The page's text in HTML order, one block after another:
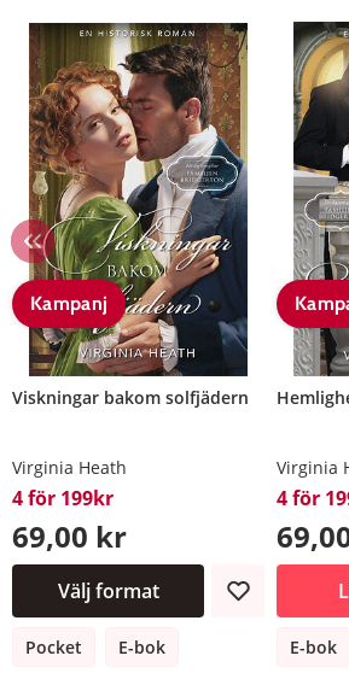
Kampanj
Viskningar bakom solfjädern
Virginia Heath
4 för 199kr
69,00 kr
Välj format
Pocket E-bok
Virginia
4 för
E-bok